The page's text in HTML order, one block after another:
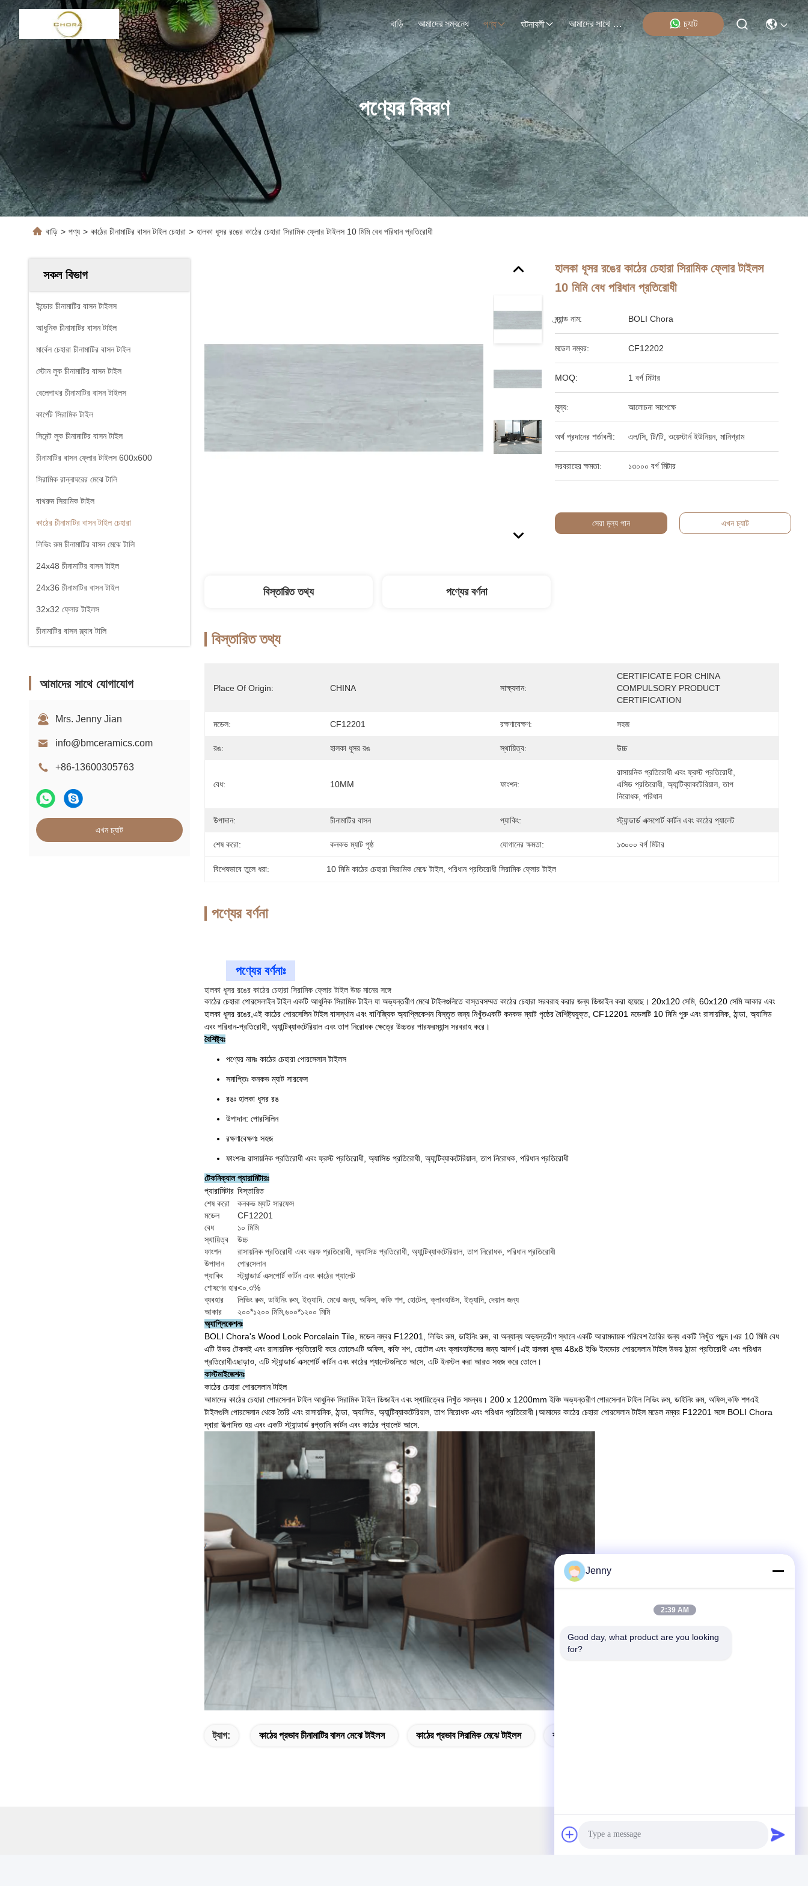
বাড়ি আমাদের সম্বন্ধে পণ্য ঘটনাবলী আমাদের সাথে যোগাযোগ চ্যাট
পণ্যের বিবরণ
বাড়ি > পণ্য > কাঠের চীনামাটির বাসন টাইল চেহারা > হালকা ধূসর রঙের কাঠের চেহারা সিরামিক ফ্লোর টাইলস 10 মিমি বেধ পরিধান প্রতিরোধী
সকল বিভাগ
ইন্ডোর চীনামাটির বাসন টাইলস
আধুনিক চীনামাটির বাসন টাইল
মার্বেল চেহারা চীনামাটির বাসন টাইল
স্টোন লুক চীনামাটির বাসন টাইল
বেলেপাথর চীনামাটির বাসন টাইলস
কার্পেট সিরামিক টাইল
সিমেন্ট লুক চীনামাটির বাসন টাইল
চীনামাটির বাসন ফ্লোর টাইলস 600x600
সিরামিক রান্নাঘরের মেঝে টালি
বাথরুম সিরামিক টাইল
কাঠের চীনামাটির বাসন টাইল চেহারা
লিভিং রুম চীনামাটির বাসন মেঝে টালি
24x48 চীনামাটির বাসন টাইল
24x36 চীনামাটির বাসন টাইল
32x32 ফ্লোর টাইলস
চীনামাটির বাসন স্ল্যাব টালি
আমাদের সাথে যোগাযোগ
Mrs. Jenny Jian
info@bmceramics.com
+86-13600305763
এখন চ্যাট
হালকা ধূসর রঙের কাঠের চেহারা সিরামিক ফ্লোর টাইলস
10 মিমি বেধ পরিধান প্রতিরোধী
ব্র্যান্ড নাম: BOLI Chora
মডেল নম্বর: CF12202
MOQ: 1 বর্গ মিটার
মূল্য: আলোচনা সাপেক্ষে
অর্থ প্রদানের শর্তাবলী: এল/সি, টি/টি, ওয়েস্টার্ন ইউনিয়ন, মানিগ্রাম
সরবরাহের ক্ষমতা: ১৩০০০ বর্গ মিটার
সেরা মূল্য পান এখন চ্যাট
বিস্তারিত তথ্য পণ্যের বর্ণনা
বিস্তারিত তথ্য
Place Of Origin: CHINA সাক্ষ্যদান:
CERTIFICATE FOR CHINA
COMPULSORY PRODUCT
CERTIFICATION
মডেল: CF12201 রক্ষণাবেক্ষণ: সহজ
রঙ: হালকা ধূসর রঙ স্থায়িত্ব: উচ্চ
বেধ: 10MM ফাংশন:
রাসায়নিক প্রতিরোধী এবং ফ্রস্ট প্রতিরোধী,
এসিড প্রতিরোধী, অ্যান্টিব্যাকটেরিয়াল, তাপ
নিরোধক, পরিধান
উপাদান: চীনামাটির বাসন প্যাকিং: স্ট্যান্ডার্ড এক্সপোর্ট কার্টন এবং কাঠের প্যালেট
শেষ করো: কনকভ ম্যাট পৃষ্ঠ যোগানের ক্ষমতা: ১৩০০০ বর্গ মিটার
বিশেষভাবে তুলে ধরা: 10 মিমি কাঠের চেহারা সিরামিক মেঝে টাইল , পরিধান প্রতিরোধী সিরামিক ফ্লোর টাইল
পণ্যের বর্ণনা
পণ্যের বর্ণনাঃ
হালকা ধূসর রঙের কাঠের চেহারা সিরামিক ফ্লোর টাইল উচ্চ মানের সঙ্গে
কাঠের চেহারা পোরসেলাইন টাইল একটি আধুনিক সিরামিক টাইল যা অভ্যন্তরীণ মেঝে টাইলগুলিতে বাস্তবসম্মত কাঠের চেহারা সরবরাহ করার জন্য ডিজাইন করা হয়েছে। 20x120 সেমি, 60x120 সেমি আকার এবং
হালকা ধূসর রঙের,এই কাঠের পোরসেলিন টাইল বাসস্থান এবং বাণিজ্যিক অ্যাপ্লিকেশন বিস্তৃত জন্য নিখুঁতএকটি কনকভ ম্যাট পৃষ্ঠের বৈশিষ্ট্যযুক্ত, CF12201 মডেলটি 10 মিমি পুরু এবং রাসায়নিক, ঠান্ডা, অ্যাসিড
এবং পরিধান-প্রতিরোধী, অ্যান্টিব্যাকটেরিয়াল এবং তাপ নিরোধক ক্ষেত্রে উচ্চতর পারফরম্যান্স সরবরাহ করে।
বৈশিষ্ট্যঃ
পণ্যের নামঃ কাঠের চেহারা পোরসেলান টাইলস
সমাপ্তিঃ কনকভ ম্যাট সারফেস
রঙঃ হালকা ধূসর রঙ
উপাদান: পোরসিলিন
রক্ষণাবেক্ষণঃ সহজ
ফাংশনঃ রাসায়নিক প্রতিরোধী এবং ফ্রস্ট প্রতিরোধী, অ্যাসিড প্রতিরোধী, অ্যান্টিব্যাকটেরিয়াল, তাপ নিরোধক, পরিধান প্রতিরোধী
টেকনিক্যাল প্যারামিটারঃ
প্যারামিটার বিস্তারিত
শেষ করো
কনকভ ম্যাট সারফেস
মডেল
CF12201
বেধ
১০ মিমি
স্থায়িত্ব
উচ্চ
ফাংশন
রাসায়নিক প্রতিরোধী এবং বরফ প্রতিরোধী, অ্যাসিড প্রতিরোধী, অ্যান্টিব্যাকটেরিয়াল, তাপ নিরোধক, পরিধান প্রতিরোধী
উপাদান
পোরসেলান
প্যাকিং
স্ট্যান্ডার্ড এক্সপোর্ট কার্টন এবং কাঠের প্যালেট
শোষণের হার<০.৩%
ব্যবহার
লিভিং রুম, ডাইনিং রুম, ইত্যাদি. মেঝে জন্য, অফিস, কফি শপ, হোটেল, ক্লাবহাউস, ইত্যাদি, দেয়াল জন্য
আকার
২০০*১২০০ মিমি,৬০০*১২০০ মিমি
অ্যাপ্লিকেশনঃ
BOLI Chora's Wood Look Porcelain Tile, মডেল নম্বর F12201, লিভিং রুম, ডাইনিং রুম, বা অন্যান্য অভ্যন্তরীণ স্থানে একটি আরামদায়ক পরিবেশ তৈরির জন্য একটি নিখুঁত পছন্দ।এর 10 মিমি বেধ
এটি উভয় টেকসই এবং রাসায়নিক প্রতিরোধী করে তোলেএটি অফিস, কফি শপ, হোটেল এবং ক্লাবহাউসের জন্য আদর্শ।এই হালকা ধূসর 48x8 ইঞ্চি ইনডোর পোরসেলান টাইল উভয় ঠান্ডা প্রতিরোধী এবং পরিধান
প্রতিরোধীএছাড়াও, এটি স্ট্যান্ডার্ড এক্সপোর্ট কার্টন এবং কাঠের প্যালেটগুলিতে আসে, এটি ইনস্টল করা আরও সহজ করে তোলে।
কাস্টমাইজেশনঃ
কাঠের চেহারা পোরসেলান টাইল
আমাদের কাঠের চেহারা পোরসেলান টাইল আধুনিক সিরামিক টাইল ডিজাইন এবং স্থায়িত্বের নিখুঁত সমন্বয়। 200 x 1200mm ইঞ্চি অভ্যন্তরীণ পোরসেলান টাইল লিভিং রুম, ডাইনিং রুম, অফিস,কফি শপএই
টাইলগুলি পোরসেলান থেকে তৈরি এবং রাসায়নিক, ঠান্ডা, অ্যাসিড, অ্যান্টিব্যাকটেরিয়াল, তাপ নিরোধক এবং পরিধান প্রতিরোধী।আমাদের কাঠের চেহারা পোরসেলান টাইল মডেল নম্বর F12201 সঙ্গে BOLI Chora
দ্বারা উত্পাদিত হয় এবং একটি স্ট্যান্ডার্ড রপ্তানি কার্টন এবং কাঠের প্যালেট আসে.
ট্যাগ: কাঠের প্রভাব চীনামাটির বাসন মেঝে টাইলস কাঠের প্রভাব সিরামিক মেঝে টাইলস কাঠের চেহারা সিরামিক মেঝে টালি
Jenny
2:39 AM
Good day, what product are you looking
for?